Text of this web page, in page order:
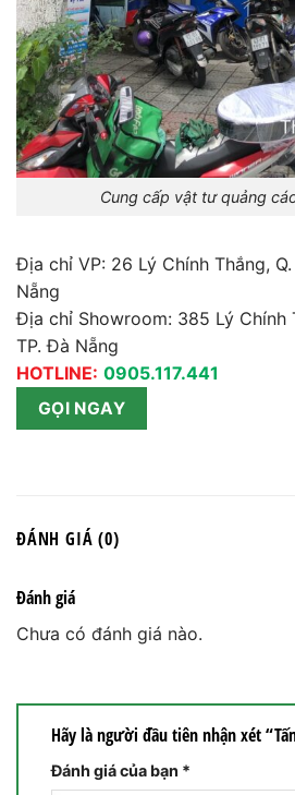
Cung cấp vật tư quảng
Địa chỉ VP: 26 Lý Chính Thắng,
Nẵng
Địa chỉ Showroom: 385 Lý Chính
TP. Đà Nẵng
HOTLINE: 0905.117.441
GỌI NGAY
ĐÁNH GIÁ (0)
Đánh giá
Chưa có đánh giá nào.
Hãy là người đầu tiên nhận xét
Đánh giá của bạn *